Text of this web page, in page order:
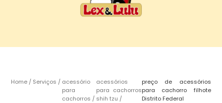
Home Serviços
acessório
para
cachorros
acessórios
para cachorros
shih tzu
preço de acessórios
para cachorro filhote
Distrito Federal